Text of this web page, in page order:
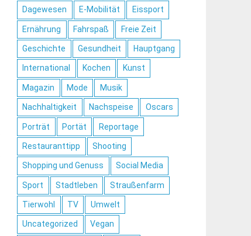
Dagewesen E-Mobilität Eissport
Ernährung Fahrspaß Freie Zeit
Geschichte Gesundheit Hauptgang
International Kochen Kunst
Magazin Mode Musik
Nachhaltigkeit Nachspeise Oscars
Porträt Portät Reportage
Restauranttipp Shooting
Shopping und Genuss Social Media
Sport Stadtleben Straußenfarm
Tierwohl TV Umwelt
Uncategorized Vegan